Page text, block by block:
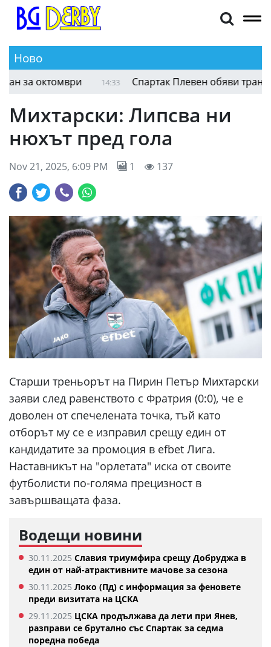
Ново
14:44 Даниел Дюбоа - Фабио Уордли II е планиран за
Михтарски: Липсва ни
нюхът пред гола
Nov 21, 2025, 6:09 PM 1 137
Старши треньорът на Пирин Петър Михтарски
заяви след равенството с Фратрия (0:0), че е
доволен от спечелената точка, тъй като
отборът му се е изправил срещу един от
кандидатите за промоция в efbet Лига.
Наставникът на "орлетата" иска от своите
футболисти по-голяма прецизност в
завършващата фаза.
Водещи новини
30.11.2025 Славия триумфира срещу Добруджа в
един от най-атрактивните мачове за сезона
30.11.2025 Локо (Пд) с информация за феновете
преди визитата на ЦСКА
29.11.2025 ЦСКА продължава да лети при Янев,
разправи се брутално със Спартак за седма
поредна победа